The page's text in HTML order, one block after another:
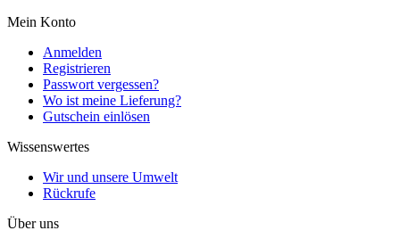
Mein Konto
Anmelden
Registrieren
Passwort vergessen?
Wo ist meine Lieferung?
Gutschein einlösen
Wissenswertes
Wir und unsere Umwelt
Rückrufe
Über uns